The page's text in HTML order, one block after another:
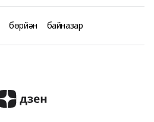
бөрйән байназар